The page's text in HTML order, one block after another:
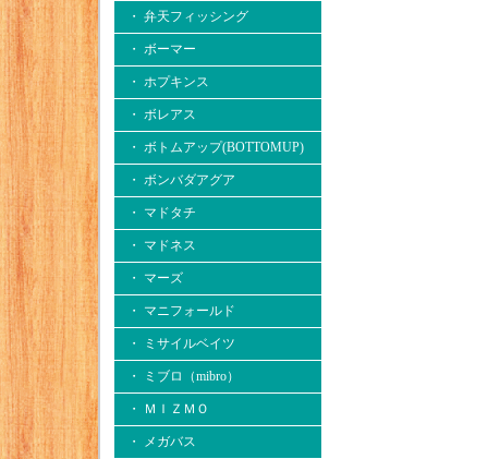
・ 弁天フィッシング
・ ボーマー
・ ホプキンス
・ ボレアス
・ ボトムアップ(BOTTOMUP)
・ ボンバダアグア
・ マドタチ
・ マドネス
・ マーズ
・ マニフォールド
・ ミサイルベイツ
・ ミブロ（mibro）
・ ＭＩＺＭＯ
・ メガバス